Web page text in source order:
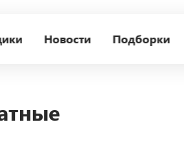
Новости Подборки